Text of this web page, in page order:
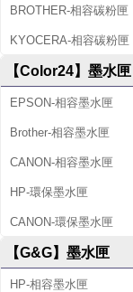
BROTHER-相容碳粉匣
KYOCERA-相容碳粉匣
【Color24】墨水匣
EPSON-相容墨水匣
Brother-相容墨水匣
CANON-相容墨水匣
HP-環保墨水匣
CANON-環保墨水匣
【G&G】墨水匣
HP-相容墨水匣